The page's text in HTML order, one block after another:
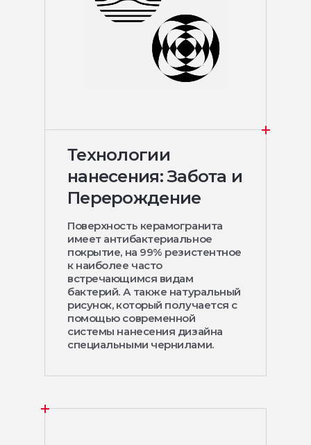
Технологии
нанесения: Забота и
Перерождение
Поверхность керамогранита
имеет антибактериальное
покрытие, на 99% резистентное
к наиболее часто
встречающимся видам
бактерий. А также натуральный
рисунок, который получается с
помощью современной
системы нанесения дизайна
специальными чернилами.